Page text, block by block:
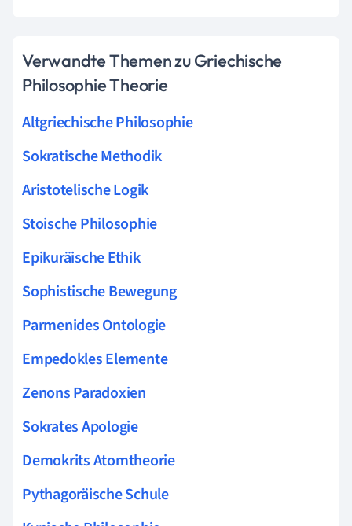
Verwandte Themen zu Griechische
Philosophie Theorie
Altgriechische Philosophie
Sokratische Methodik
Aristotelische Logik
Stoische Philosophie
Epikuräische Ethik
Sophistische Bewegung
Parmenides Ontologie
Empedokles Elemente
Zenons Paradoxien
Sokrates Apologie
Demokrits Atomtheorie
Pythagoräische Schule